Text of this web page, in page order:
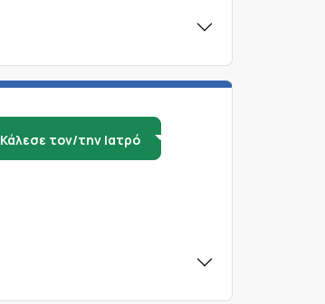
Κάλεσε τον/την Ιατρό